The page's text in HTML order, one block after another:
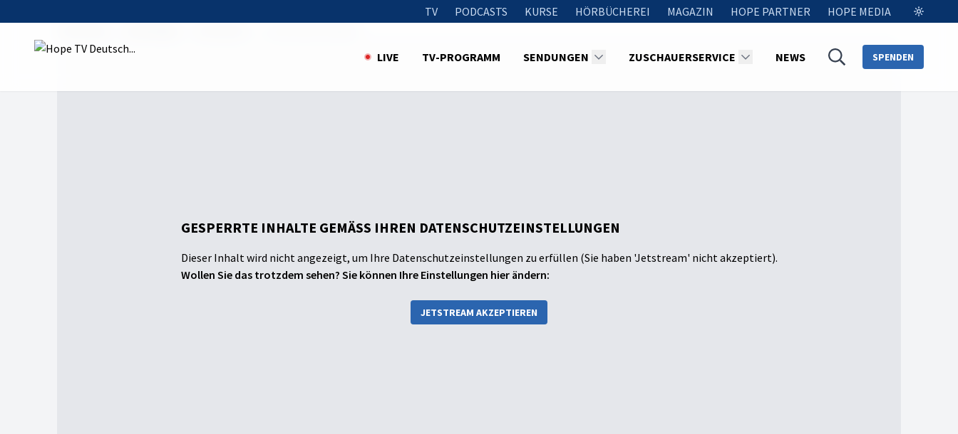
TV PODCASTS KURSE HÖRBÜCHEREI MAGAZIN HOPE PARTNER HOPE MEDIA
LIVE TV-PROGRAMM SENDUNGEN ZUSCHAUERSERVICE NEWS SPENDEN
GESPERRTE INHALTE GEMÄSS IHREN DATENSCHUTZEINSTELLUNGEN
Dieser Inhalt wird nicht angezeigt, um Ihre Datenschutzeinstellungen zu erfüllen (Sie haben 'Jetstream' nicht akzeptiert).
Wollen Sie das trotzdem sehen? Sie können Ihre Einstellungen hier ändern:
JETSTREAM AKZEPTIEREN